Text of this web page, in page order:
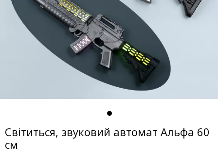
Світиться, звуковий автомат Альфа 60
см